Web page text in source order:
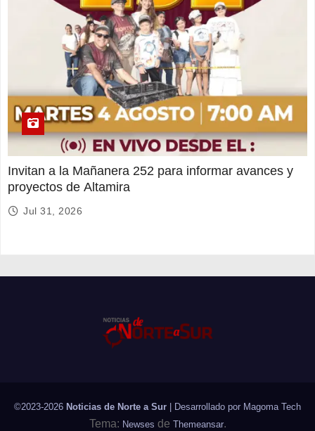
Invitan a la Mañanera 252 para informar avances y
proyectos de Altamira
Jul 31, 2026
©2023-2026 Noticias de Norte a Sur | Desarrollado por Magoma Tech
Tema: Newses de Themeansar.